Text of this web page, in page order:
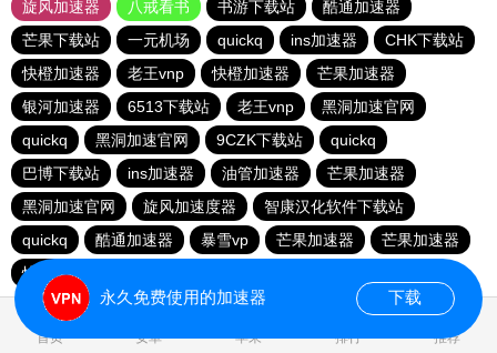
旋风加速器
八戒看书 书游下载站
酷通加速器
芒果下载站
一元机场 quickq ins加速器
CHK下载站
快橙加速器
老王vnp 快橙加速器
芒果加速器
银河加速器
6513下载站 老王vnp
黑洞加速官网
quickq
黑洞加速官网 9CZK下载站
quickq
巴博下载站
ins加速器 油管加速器
芒果加速器
黑洞加速官网
旋风加速度器
智康汉化软件下载站
quickq
酷通加速器 暴雪vp 芒果加速器
芒果加速器
快橙加速器
首页 安卓 苹果 排行 推荐
永久免费使用的加速器 下载
0.126362s